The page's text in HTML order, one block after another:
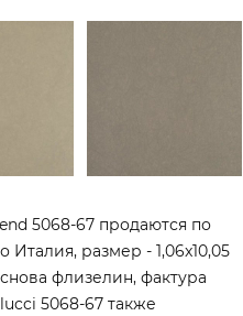
5068-67 продаются по
размер - 1,06x10,05
флизелин, фактура
5068-67 также